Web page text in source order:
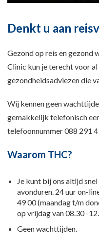
Denkt u aan
Gezond op reis en gezond
Clinic kun je terecht voor
gezondheidsadviezen die
Wij kennen geen
gemakkelijk telefonisch
telefoonnummer 088 291
Waarom THC?
Je kunt bij ons altijd
avonduren. 24 uur on-
49 00 (maandag t/m
op vrijdag van 08.30 -
Geen wachttijden.